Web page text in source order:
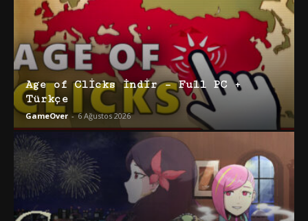
Age of Clicks İndir – Full PC +
Türkçe
GameOver - 6 Ağustos 2026